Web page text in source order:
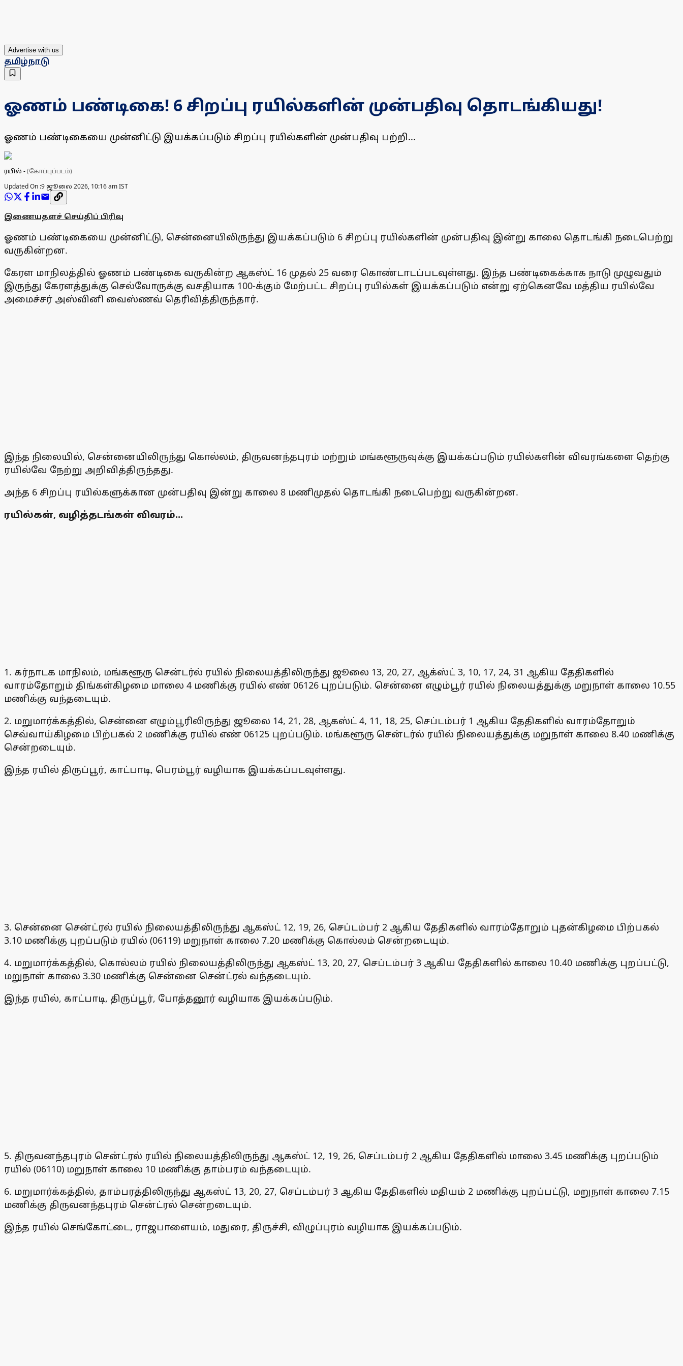
Advertise with us
தமிழ்நாடு
ஓணம் பண்டிகை! 6 சிறப்பு ரயில்களின் முன்பதிவு தொடங்கியது!
ஓணம் பண்டிகையை முன்னிட்டு இயக்கப்படும் சிறப்பு ரயில்களின் முன்பதிவு பற்றி...
ரயில் -(கோப்புப்படம்)
Updated On :9 ஜூலை 2026, 10:16 am IST
இணையதளச் செய்திப் பிரிவு
ஓணம் பண்டிகையை முன்னிட்டு, சென்னையிலிருந்து இயக்கப்படும் 6 சிறப்பு ரயில்களின் முன்பதிவு இன்று காலை தொடங்கி நடைபெற்று
வருகின்றன.
கேரள மாநிலத்தில் ஓணம் பண்டிகை வருகின்ற ஆகஸ்ட் 16 முதல் 25 வரை கொண்டாடப்படவுள்ளது. இந்த பண்டிகைக்காக நாடு முழுவதும்
இருந்து கேரளத்துக்கு செல்வோருக்கு வசதியாக 100-க்கும் மேற்பட்ட சிறப்பு ரயில்கள் இயக்கப்படும் என்று ஏற்கெனவே மத்திய ரயில்வே
அமைச்சர் அஸ்வினி வைஸ்ணவ் தெரிவித்திருந்தார்.
இந்த நிலையில், சென்னையிலிருந்து கொல்லம், திருவனந்தபுரம் மற்றும் மங்களூருவுக்கு இயக்கப்படும் ரயில்களின் விவரங்களை தெற்கு
ரயில்வே நேற்று அறிவித்திருந்தது.
அந்த 6 சிறப்பு ரயில்களுக்கான முன்பதிவு இன்று காலை 8 மணிமுதல் தொடங்கி நடைபெற்று வருகின்றன.
ரயில்கள், வழித்தடங்கள் விவரம்...
1. கர்நாடக மாநிலம், மங்களூரு சென்டர்ல் ரயில் நிலையத்திலிருந்து ஜூலை 13, 20, 27, ஆக்ஸ்ட் 3, 10, 17, 24, 31 ஆகிய தேதிகளில்
வாரம்தோறும் திங்கள்கிழமை மாலை 4 மணிக்கு ரயில் எண் 06126 புறப்படும். சென்னை எழும்பூர் ரயில் நிலையத்துக்கு மறுநாள் காலை 10.55
மணிக்கு வந்தடையும்.
2. மறுமார்க்கத்தில், சென்னை எழும்பூரிலிருந்து ஜூலை 14, 21, 28, ஆகஸ்ட் 4, 11, 18, 25, செப்டம்பர் 1 ஆகிய தேதிகளில் வாரம்தோறும்
செவ்வாய்கிழமை பிற்பகல் 2 மணிக்கு ரயில் எண் 06125 புறப்படும். மங்களூரு சென்டர்ல் ரயில் நிலையத்துக்கு மறுநாள் காலை 8.40 மணிக்கு
சென்றடையும்.
இந்த ரயில் திருப்பூர், காட்பாடி, பெரம்பூர் வழியாக இயக்கப்படவுள்ளது.
3. சென்னை சென்ட்ரல் ரயில் நிலையத்திலிருந்து ஆகஸ்ட் 12, 19, 26, செப்டம்பர் 2 ஆகிய தேதிகளில் வாரம்தோறும் புதன்கிழமை பிற்பகல்
3.10 மணிக்கு புறப்படும் ரயில் (06119) மறுநாள் காலை 7.20 மணிக்கு கொல்லம் சென்றடையும்.
4. மறுமார்க்கத்தில், கொல்லம் ரயில் நிலையத்திலிருந்து ஆகஸ்ட் 13, 20, 27, செப்டம்பர் 3 ஆகிய தேதிகளில் காலை 10.40 மணிக்கு புறப்பட்டு,
மறுநாள் காலை 3.30 மணிக்கு சென்னை சென்ட்ரல் வந்தடையும்.
இந்த ரயில், காட்பாடி, திருப்பூர், போத்தனூர் வழியாக இயக்கப்படும்.
5. திருவனந்தபுரம் சென்ட்ரல் ரயில் நிலையத்திலிருந்து ஆகஸ்ட் 12, 19, 26, செப்டம்பர் 2 ஆகிய தேதிகளில் மாலை 3.45 மணிக்கு புறப்படும்
ரயில் (06110) மறுநாள் காலை 10 மணிக்கு தாம்பரம் வந்தடையும்.
6. மறுமார்க்கத்தில், தாம்பரத்திலிருந்து ஆகஸ்ட் 13, 20, 27, செப்டம்பர் 3 ஆகிய தேதிகளில் மதியம் 2 மணிக்கு புறப்பட்டு, மறுநாள் காலை 7.15
மணிக்கு திருவனந்தபுரம் சென்ட்ரல் சென்றடையும்.
இந்த ரயில் செங்கோட்டை, ராஜபாளையம், மதுரை, திருச்சி, விழுப்புரம் வழியாக இயக்கப்படும்.